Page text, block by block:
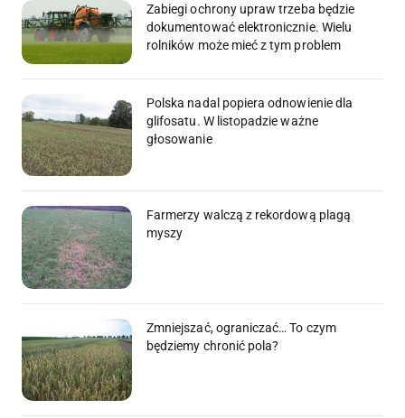
Zabiegi ochrony upraw trzeba będzie
dokumentować elektronicznie. Wielu
rolników może mieć z tym problem
Polska nadal popiera odnowienie dla
glifosatu. W listopadzie ważne
głosowanie
Farmerzy walczą z rekordową plagą
myszy
Zmniejszać, ograniczać… To czym
będziemy chronić pola?